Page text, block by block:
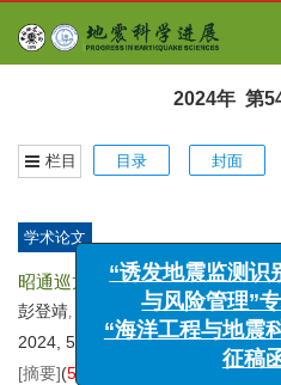
2024年 第
栏目 目录 封面
学术论文
昭通巡龙强夯土非天然地震记录
彭登靖, 马敏伟,马达
2024, 54(3): 187-192. DOI:
[摘要](509 (129)
“诱发地震监测识
与风险管理”
“海洋工程与地震
征稿函